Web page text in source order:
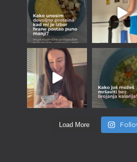
Load More